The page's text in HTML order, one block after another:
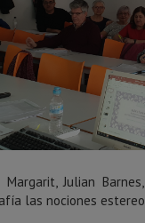
Margarit, Julian
las nociones